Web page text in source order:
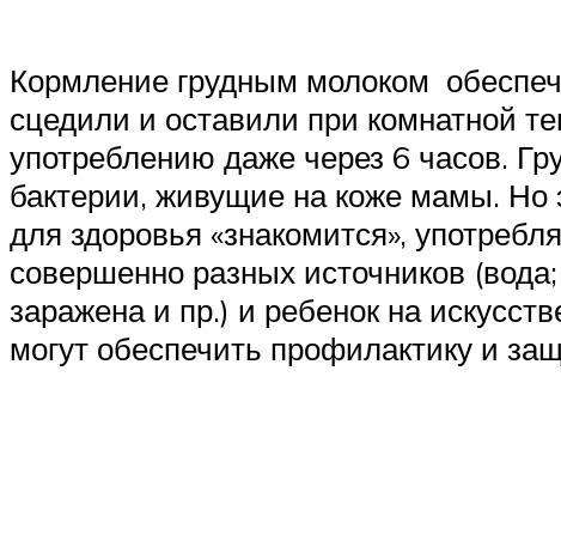
Кормление грудным молоком
сцедили и оставили при комнатной
употреблению даже через 6 часов.
бактерии, живущие на коже мамы. Но
для здоровья «знакомится»,
совершенно разных источников
заражена и пр.) и ребенок на
могут обеспечить профилактику и